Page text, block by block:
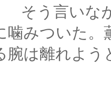
がら、剣
噛みついた
腕は離れよう